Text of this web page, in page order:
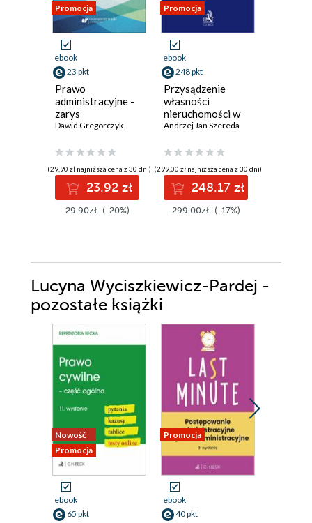
Promocja
ebook
23 pkt
Prawo
administracyjne -
zarys
podstawowych
Dawid Gregorczyk
(29,90 zł najniższa cena z 30 dni)
23.92 zł
29.90zł (-20%)
Promocja
ebook
248 pkt
Przysądzenie
własności
nieruchomości w
egzekucji sądowej
Andrzej Jan Szereda
(299,00 zł najniższa cena z 30 dni)
248.17 zł
299.00zł (-17%)
Lucyna Wyciszkiewicz-Pardej -
pozostałe książki
Nowość
Promocja
ebook
65 pkt
Promocja
ebook
40 pkt